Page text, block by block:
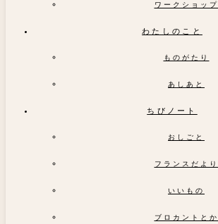
ワークショップ
わたしのこと
ものがたり
あしあと
ちびノート
おしごと
フランスだより
いいもの
ブロカントとか